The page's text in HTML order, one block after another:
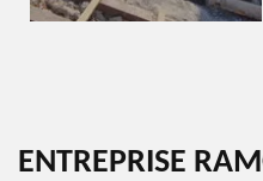
ENTREPRISE